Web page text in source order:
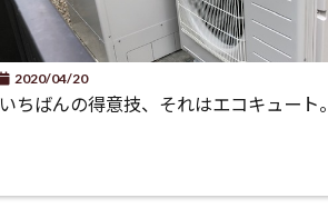
2020/04/20
いちばんの得意技、それはエコキュート。